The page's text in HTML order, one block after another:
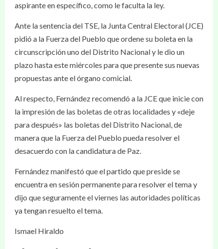
aspirante en específico, como le faculta la ley.
Ante la sentencia del TSE, la Junta Central Electoral (JCE)
pidió a la Fuerza del Pueblo que ordene su boleta en la
circunscripción uno del Distrito Nacional y le dio un
plazo hasta este miércoles para que presente sus nuevas
propuestas ante el órgano comicial.
Al respecto, Fernández recomendó a la JCE que inicie con
la impresión de las boletas de otras localidades y «deje
para después» las boletas del Distrito Nacional, de
manera que la Fuerza del Pueblo pueda resolver el
desacuerdo con la candidatura de Paz.
Fernández manifestó que el partido que preside se
encuentra en sesión permanente para resolver el tema y
dijo que seguramente el viernes las autoridades políticas
ya tengan resuelto el tema.
Ismael Hiraldo